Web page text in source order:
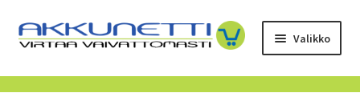
Siirry
navigointiin
Siirry
sisältöön
Valikko
Kauppa